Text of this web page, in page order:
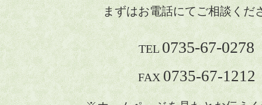
まずはお電話にてご相談くだ
TEL0735-67-0278
FAX0735-67-1212